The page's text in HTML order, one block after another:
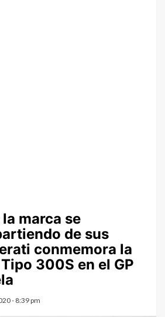
marca se
de sus
conmemora la
300S en el GP
- 8:39 pm